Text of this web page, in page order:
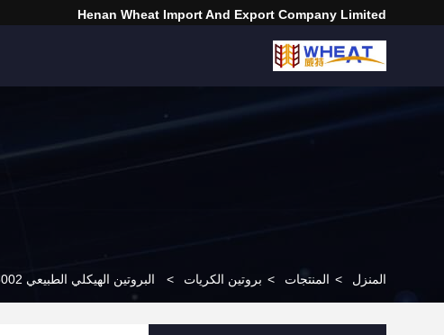
Henan Wheat Import And Export Company Limited
المنزل > المنتجات > بروتين الكريات > البروتين الهيكلي الطبيعي 8002-80-0 الهليلي كإضافة مغذية للزراعة المائية